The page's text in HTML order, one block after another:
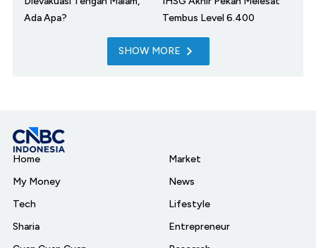
Ada Apa?
Tembus Level 6.400
SHOW MORE
Home
My Money
Tech
Sharia
Market
News
Lifestyle
Entrepreneur